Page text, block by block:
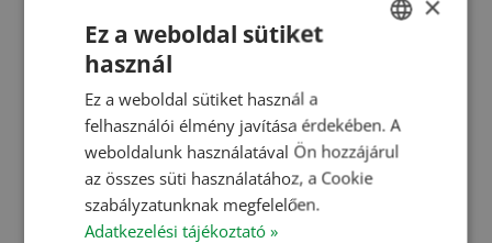
ROMANIAN
CROATIAN
Ez a weboldal sütiket
használ
Ez a weboldal sütiket használ a
felhasználói élmény javítása érdekében. A
weboldalunk használatával Ön hozzájárul
az összes süti használatához, a Cookie
szabályzatunknak megfelelően.
Adatkezelési tájékoztató »